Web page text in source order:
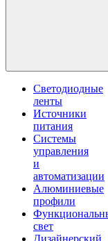
Светодиодные
ленты
Источники
питания
Системы
управления
и
автоматизации
Алюминиевые
профили
свет
Дизайнерский